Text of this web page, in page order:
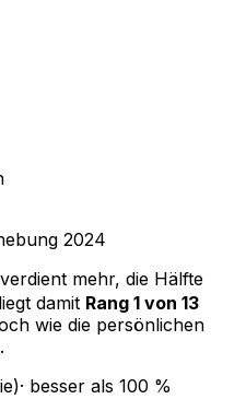
2024
mehr, die Hälfte
damit Rang 1 von 13
wie die persönlichen
· besser als 100 %